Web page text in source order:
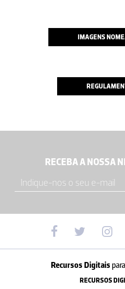
IMAGENS
RECEBA A NOSSA
Recursos Digitais para
RECURSOS